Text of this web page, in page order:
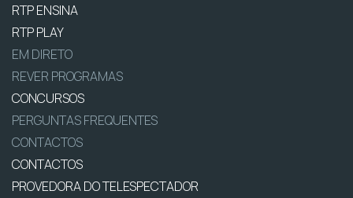
RTP ENSINA
RTP PLAY
EM DIRETO
REVER PROGRAMAS
CONCURSOS
PERGUNTAS FREQUENTES
CONTACTOS
CONTACTOS
PROVEDORA DO TELESPECTADOR